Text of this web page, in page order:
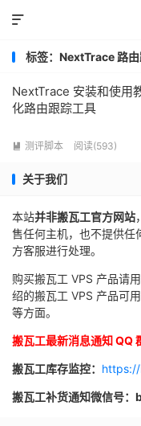

标签：NextTrace 路
NextTrace 安装和使用
化路由跟踪工具
 测评脚本 阅读(593)
关于我们
本站并非搬瓦工官方网站
售任何主机，也不提供任
方客服进行处理。
购买搬瓦工 VPS 产品请用
绍的搬瓦工 VPS 产品可
等方面。
搬瓦工最新消息通知 QQ
搬瓦工库存监控：
搬瓦工补货通知微信号